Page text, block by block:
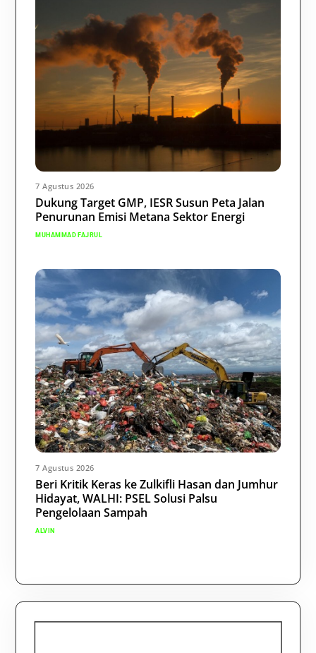
7 Agustus 2026
Dukung Target GMP, IESR Susun Peta Jalan
Penurunan Emisi Metana Sektor Energi
MUHAMMAD FAJRUL
7 Agustus 2026
Beri Kritik Keras ke Zulkifli Hasan dan Jumhur
Hidayat, WALHI: PSEL Solusi Palsu
Pengelolaan Sampah
ALVIN